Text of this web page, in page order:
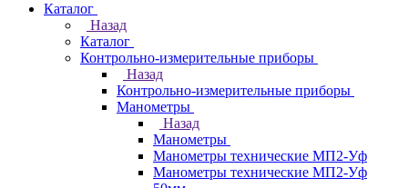
Каталог
Назад
Каталог
Контрольно-измерительные приборы
Назад
Контрольно-измерительные приборы
Манометры
Назад
Манометры
Манометры технические МП2-Уф
Манометры технические МП2-Уф